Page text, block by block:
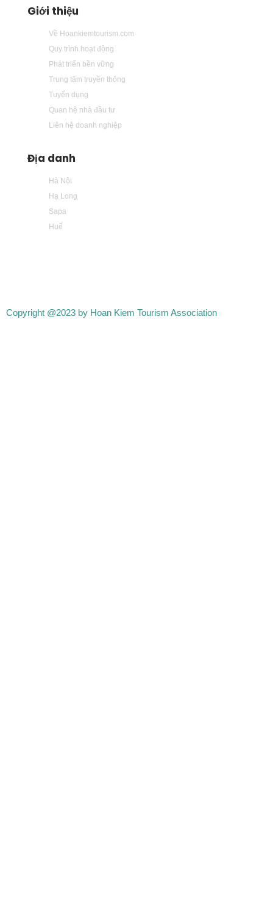
Giới thiệu
Về Hoankiemtourism.com
Quy trình hoạt động
Phát triển bền vững
Trung tâm truyền thông
Tuyển dụng
Quan hệ nhà đầu tư
Liên hệ doanh nghiệp
Địa danh
Hà Nội
Hạ Long
Sapa
Huế
Copyright @2023 by Hoan Kiem Tourism Association